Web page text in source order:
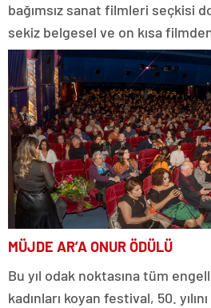
bağımsız sanat filmleri seçkisi
sekiz belgesel ve on kısa
MÜJDE AR’A ONUR ÖDÜLÜ
Bu yıl odak noktasına tüm
kadınları koyan festival, 50.